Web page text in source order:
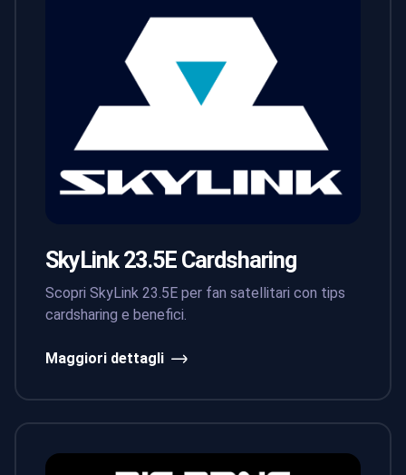
SkyLink 23.5E Cardsharing
Scopri SkyLink 23.5E per fan satellitari con tips
cardsharing e benefici.
Maggiori dettagli